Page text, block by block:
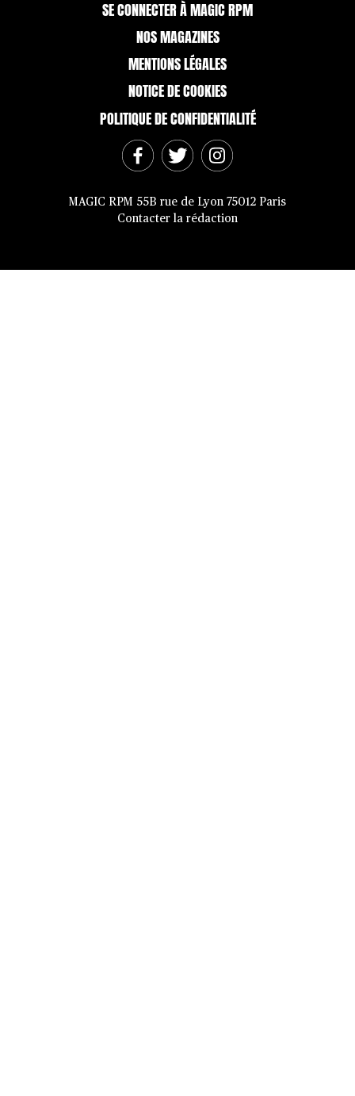
SE CONNECTER À MAGIC RPM
NOS MAGAZINES
MENTIONS LÉGALES
NOTICE DE COOKIES
POLITIQUE DE CONFIDENTIALITÉ
MAGIC RPM 55B rue de Lyon 75012 Paris
Contacter la rédaction